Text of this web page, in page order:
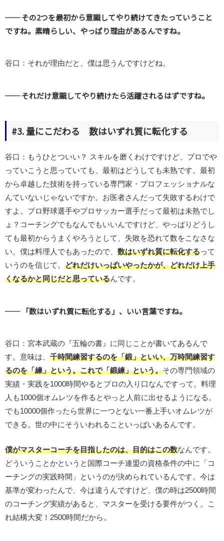
── その2つを最初から意識してやり続けてきたっていうこと
ですね。素晴らしい、やっぱり理由があるんですね。
谷口：それが理由だと、僕は思うんですけどね。
── それだけ意識してやり続けたら活躍されるはずですね。
#3. 量にこだわる 数はいずれ質に転化する
谷口：もうひとついい？ スキルを磨くわけですけど、プロでや
っていこうと思っていても、最初はどうしても未熟です。最初
から卓越した技術を持っている専門家・プロフェッショナルな
んていないじゃないですか。お医者さんだって失敗するわけで
すよ。プロ野球選手やプロサッカー選手だって最初は未熟でし
ょ？コーチングでもなんでもいいんですけど、やっぱりどうし
ても最初からうまくやろうとして、失敗を恐れて数をこなさな
い。僕は料理人でもあったので、 数はいずれ質に転化するって
いうのを信じて。 どれだけいっぱいやったかが、どれだけ上手
くなるかと同じだと思っているんです。
── 「数はいずれ質に転化する」、いい言葉ですね。
谷口：宮本武蔵の『五輪の書』に同じことが書いてあるんで
す。意味は、 千時間練習するのを「鍛」といい、万時間練習す
るのを「練」という。これで「鍛練」という。その専門領域の
実績・実践を1000時間やるとプロの入り口なんですって。料理
人も1000個オムレツを作るとやっと人前に出せるようになる。
でも10000個作ったら世界に一つとない一番上手いオムレツが
できる。世の中にそういわれることいっぱいあるんです。
僕がマスターコーチを目指したのは、目的はこの数なんです。
どういうことかというと国際コーチ連盟の資格条件の中に「コ
ーチングの実践時間」というのが決められているんです。今は
基準が変わったんで、今は違うんですけど、僕の時は2500時間
のコーチング実績があると、マスターを受ける要件がつく。こ
れ結構大変！2500時間だから。